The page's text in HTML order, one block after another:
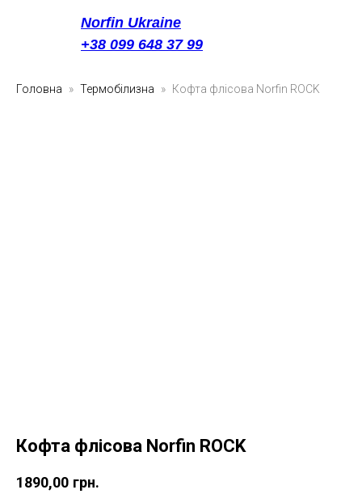
Norfin Ukraine
+38 099 648 37 99
Головна Термобілизна Кофта флісова Norfin ROCK
Кофта флісова Norfin ROCK
1890,00 грн.